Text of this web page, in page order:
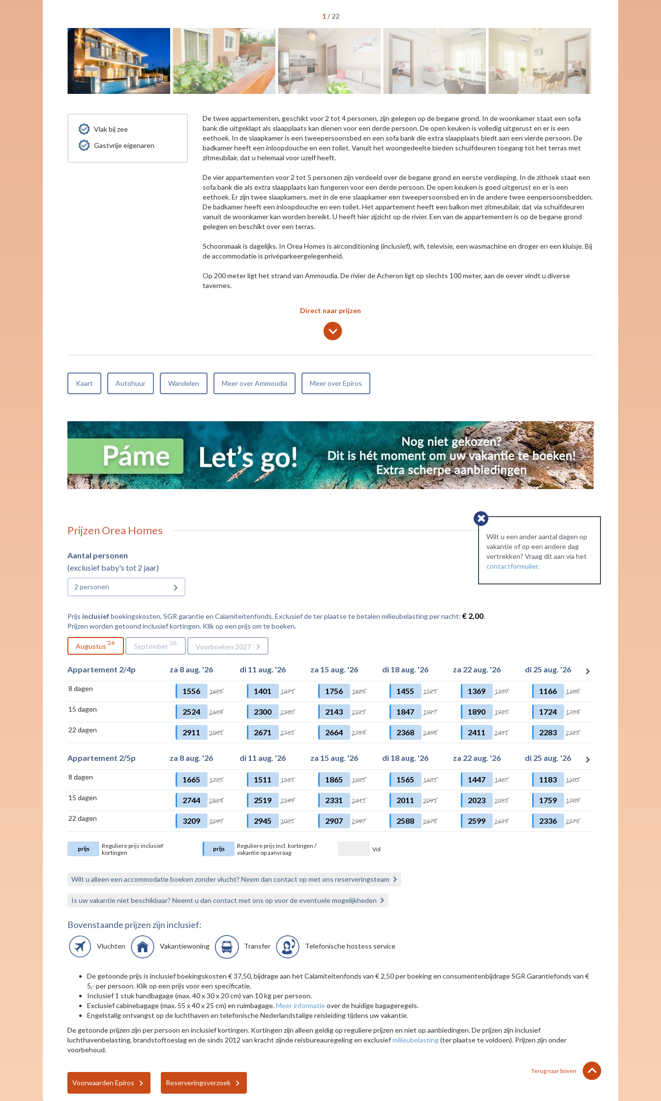
1/22
Vlak bij zee
Gastvrije eigenaren
De twee appartementen, geschikt voor 2 tot 4 personen, zijn gelegen op de begane grond. In de woonkamer staat een sofa
bank die uitgeklapt als slaapplaats kan dienen voor een derde persoon. De open keuken is volledig uitgerust en er is een
eethoek. In de slaapkamer is een tweepersoonsbed en een sofa bank die extra slaapplaats biedt aan een vierde persoon. De
badkamer heeft een inloopdouche en een toilet. Vanuit het woongedeelte bieden schuifdeuren toegang tot het terras met
zitmeubilair, dat u helemaal voor uzelf heeft.
De vier appartementen voor 2 tot 5 personen zijn verdeeld over de begane grond en eerste verdieping. In de zithoek staat een
sofa bank die als extra slaapplaats kan fungeren voor een derde persoon. De open keuken is goed uitgerust en er is een
eethoek. Er zijn twee slaapkamers, met in de ene slaapkamer een tweepersoonsbed en in de andere twee eenpersoonsbedden.
De badkamer heeft een inloopdouche en een toilet. Het appartement heeft een balkon met zitmeubilair, dat via schuifdeuren
vanuit de woonkamer kan worden bereikt. U heeft hier zijzicht op de rivier. Een van de appartementen is op de begane grond
gelegen en beschikt over een terras.
Schoonmaak is dagelijks. In Orea Homes is airconditioning (inclusief), wifi, televisie, een wasmachine en droger en een kluisje. Bij
de accommodatie is privéparkeergelegenheid.
Op 200 meter ligt het strand van Ammoudia. De rivier de Acheron ligt op slechts 100 meter, aan de oever vindt u diverse
tavernes.
Direct naar prijzen
lens
keyboard_arrow_down
Kaart Autohuur Wandelen Meer over Ammoudia Meer over Epiros
Prijzen Orea Homes
Wilt u een ander aantal dagen op
vakantie of op een andere dag
vertrekken? Vraag dit aan via het
contactformulier.
Aantal personen
(exclusief baby's tot 2 jaar)
2 personen
Prijs inclusiefboekingskosten, SGR garantie en Calamiteitenfonds. Exclusief de ter plaatse te betalen milieubelasting per nacht: € 2,00.
Prijzen worden getoond inclusief kortingen. Klik op een prijs om te boeken.
Augustus 26 September 26 Voorboeken 2027
keyboard_arrow_right
Appartement 2/4p za 8 aug. '26 di 11 aug. '26 za 15 aug. '26 di 18 aug. '26 za 22 aug. '26 di 25 aug. '26
8 dagen 1556 1626 1401 1471 1756 1826 1455 1525 1369 1389 1166 1186
15 dagen 2524 2604 2300 2380 2143 2223 1847 1927 1890 1920 1724 1754
22 dagen 2911 3001 2671 2761 2664 2754 2368 2458 2411 2451 2283 2323
keyboard_arrow_right
Appartement 2/5p za 8 aug. '26 di 11 aug. '26 za 15 aug. '26 di 18 aug. '26 za 22 aug. '26 di 25 aug. '26
8 dagen 1665 1735 1511 1581 1865 1935 1565 1635 1447 1467 1183 1203
15 dagen 2744 2824 2519 2599 2331 2411 2011 2091 2023 2053 1759 1789
22 dagen 3209 3299 2945 3035 2907 2997 2588 2678 2599 2639 2336 2376
prijs
Reguliere prijs inclusief
kortingen
prijs
Reguliere prijs incl. kortingen /
vakantie op aanvraag
Vol
Wilt u alleen een accommodatie boeken zonder vlucht? Neem dan contact op met ons reserveringsteam
Is uw vakantie niet beschikbaar? Neemt u dan contact met ons op voor de eventuele mogelijkheden
Bovenstaande prijzen zijn inclusief:
Vluchten Vakantiewoning Transfer Telefonische hostess service
De getoonde prijs is inclusief boekingskosten € 37,50, bijdrage aan het Calamiteitenfonds van € 2,50 per boeking en consumentenbijdrage SGR Garantiefonds van €
5,- per persoon. Klik op een prijs voor een specificatie.
Inclusief 1 stuk handbagage (max. 40 x 30 x 20 cm) van 10 kg per persoon.
Exclusief cabinebagage (max. 55 x 40 x 25 cm) en ruimbagage.Meer informatieover de huidige bagageregels.
Engelstalig ontvangst op de luchthaven en telefonische Nederlandstalige reisleiding tijdens uw vakantie.
De getoonde prijzen zijn per persoon en inclusief kortingen. Kortingen zijn alleen geldig op reguliere prijzen en niet op aanbiedingen. De prijzen zijn inclusief
luchthavenbelasting, brandstoftoeslag en de sinds 2012 van kracht zijnde reisbureauregeling en exclusiefmilieubelasting(ter plaatse te voldoen). Prijzen zijn onder
voorbehoud.
Voorwaarden Epiros Reserveringsverzoek
Terug naar boven lens
keyboard_arrow_up